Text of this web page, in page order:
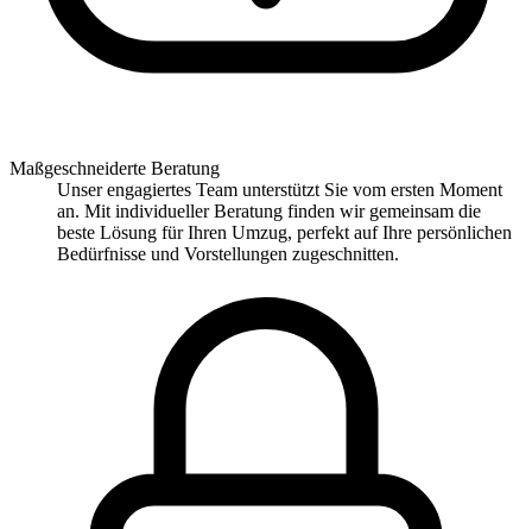
Maßgeschneiderte Beratung
Unser engagiertes Team unterstützt Sie vom ersten Moment
an. Mit individueller Beratung finden wir gemeinsam die
beste Lösung für Ihren Umzug, perfekt auf Ihre persönlichen
Bedürfnisse und Vorstellungen zugeschnitten.